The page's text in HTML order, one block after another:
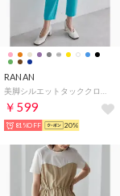
RANAN
￥599
81%OFF 20%